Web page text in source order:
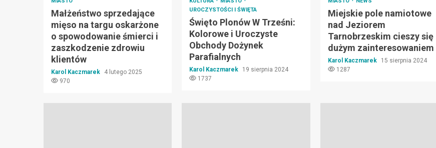
Małżeństwo sprzedające
mięso na targu oskarżone
o spowodowanie śmierci i
zaszkodzenie zdrowiu
klientów
Karol Kaczmarek
4 lutego 2025
970
UROCZYSTOŚCI I ŚWIĘTA
Święto Plonów W Trześni:
Kolorowe i Uroczyste
Obchody Dożynek
Parafialnych
Karol Kaczmarek
19 sierpnia 2024
1737
Miejskie pole namiotowe
nad Jeziorem
Tarnobrzeskim cieszy się
dużym zainteresowaniem
Karol Kaczmarek
15 sierpnia 2024
1287